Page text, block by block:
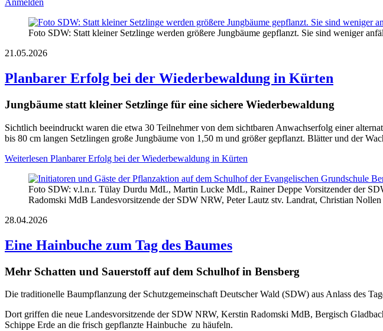
Anmelden
Foto SDW: Statt kleiner Setzlinge werden größere Jungbäume gepflanzt. Sie sind weniger
21.05.2026
Planbarer Erfolg bei der Wiederbewaldung in Kürten
Jungbäume statt kleiner Setzlinge für eine sichere Wiederbewaldung
Sichtlich beeindruckt waren die etwa 30 Teilnehmer von dem sichtbaren Anwachserfolg einer
bis 80 cm langen Setzlingen große Jungbäume von 1,50 m und größer gepflanzt. Blätter und der
Weiterlesen Planbarer Erfolg bei der Wiederbewaldung in Kürten
Foto SDW: v.l.n.r. Tülay Durdu MdL, Martin Lucke MdL, Rainer Deppe Vorsitzender der
Radomski MdB Landesvorsitzende der SDW NRW, Peter Lautz stv. Landrat, Christian
28.04.2026
Eine Hainbuche zum Tag des Baumes
Mehr Schatten und Sauerstoff auf dem Schulhof in Bensberg
Die traditionelle Baumpflanzung der Schutzgemeinschaft Deutscher Wald (SDW) aus Anlass des
Dort griffen die neue Landesvorsitzende der SDW NRW, Kerstin Radomski MdB, Bergisch
Schippe Erde an die frisch gepflanzte Hainbuche zu häufeln.